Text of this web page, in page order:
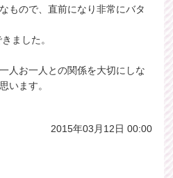
もので、直前になり非常にバタ
ました。
人お一人との関係を大切にしな
います。
2015年03月12日 00:00